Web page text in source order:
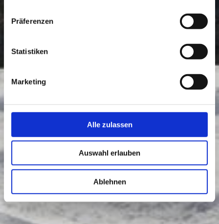
Präferenzen
Statistiken
Marketing
Alle zulassen
Auswahl erlauben
Ablehnen